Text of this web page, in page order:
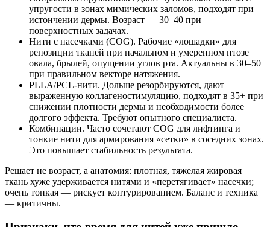
упругости в зонах мимических заломов, подходят при
истончении дермы. Возраст — 30–40 при
поверхностных задачах.
Нити с насечками (COG). Рабочие «лошадки» для
репозиции тканей при начальном и умеренном птозе
овала, брылей, опущении углов рта. Актуальны в 30–50
при правильном векторе натяжения.
PLLA/PCL‑нити. Дольше резорбируются, дают
выраженную коллагеностимуляцию, подходят в 35+ при
снижении плотности дермы и необходимости более
долгого эффекта. Требуют опытного специалиста.
Комбинации. Часто сочетают COG для лифтинга и
тонкие нити для армирования «сетки» в соседних зонах.
Это повышает стабильность результата.
Решает не возраст, а анатомия: плотная, тяжелая жировая
ткань хуже удерживается нитями и «перетягивает» насечки;
очень тонкая — рискует контурированием. Баланс и техника
— критичны.